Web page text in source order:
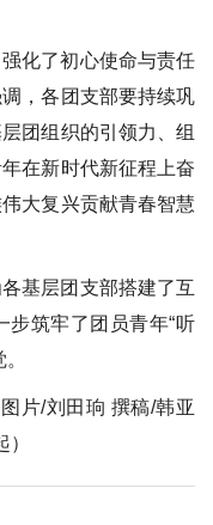
化了初心使命与责任
，各团支部要持续巩
团组织的引领力、组
在新时代新征程上奋
大复兴贡献青春智慧
基层团支部搭建了互
步筑牢了团员青年“听
片/刘田珦 撰稿/韩亚